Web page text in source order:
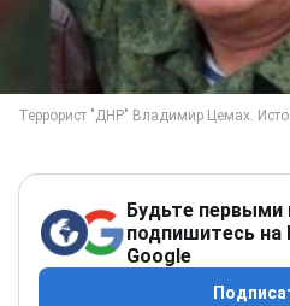
Будьте первыми
подпишитесь на
Google